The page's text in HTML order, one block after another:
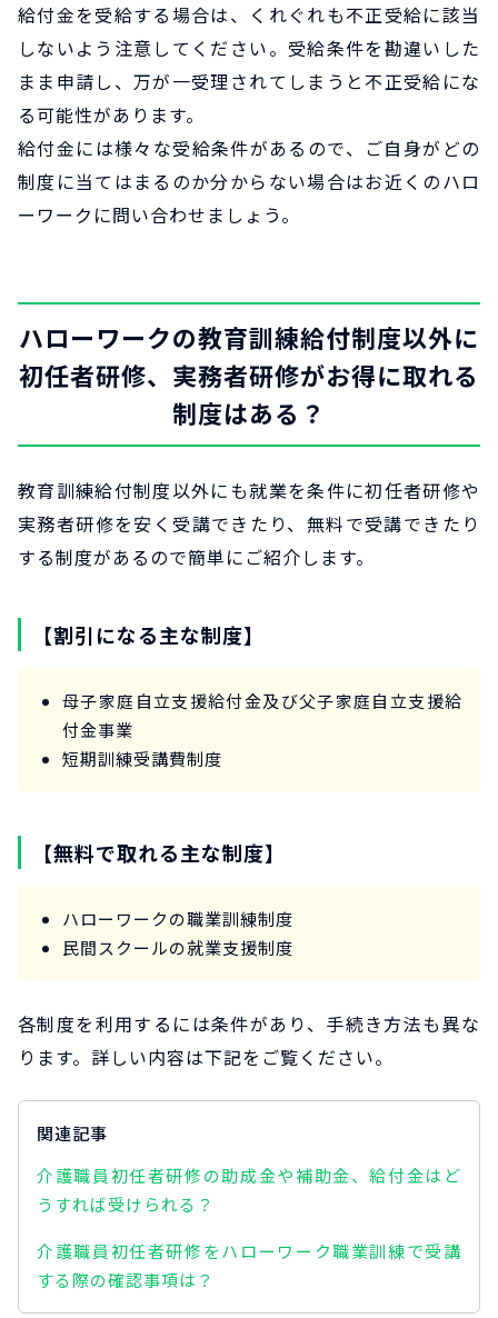
給付金を受給する場合は、くれぐれも不正受給に該当
しないよう注意してください。受給条件を勘違いした
まま申請し、万が一受理されてしまうと不正受給にな
る可能性があります。
給付金には様々な受給条件があるので、ご自身がどの
制度に当てはまるのか分からない場合はお近くのハロ
ーワークに問い合わせましょう。
ハローワークの教育訓練給付制度以外に
初任者研修、実務者研修がお得に取れる
制度はある？
教育訓練給付制度以外にも就業を条件に初任者研修や
実務者研修を安く受講できたり、無料で受講できたり
する制度があるので簡単にご紹介します。
【割引になる主な制度】
母子家庭自立支援給付金及び父子家庭自立支援給
付金事業
短期訓練受講費制度
【無料で取れる主な制度】
ハローワークの職業訓練制度
民間スクールの就業支援制度
各制度を利用するには条件があり、手続き方法も異な
ります。詳しい内容は下記をご覧ください。
関連記事
介護職員初任者研修の助成金や補助金、給付金はど
うすれば受けられる？
介護職員初任者研修をハローワーク職業訓練で受講
する際の確認事項は？